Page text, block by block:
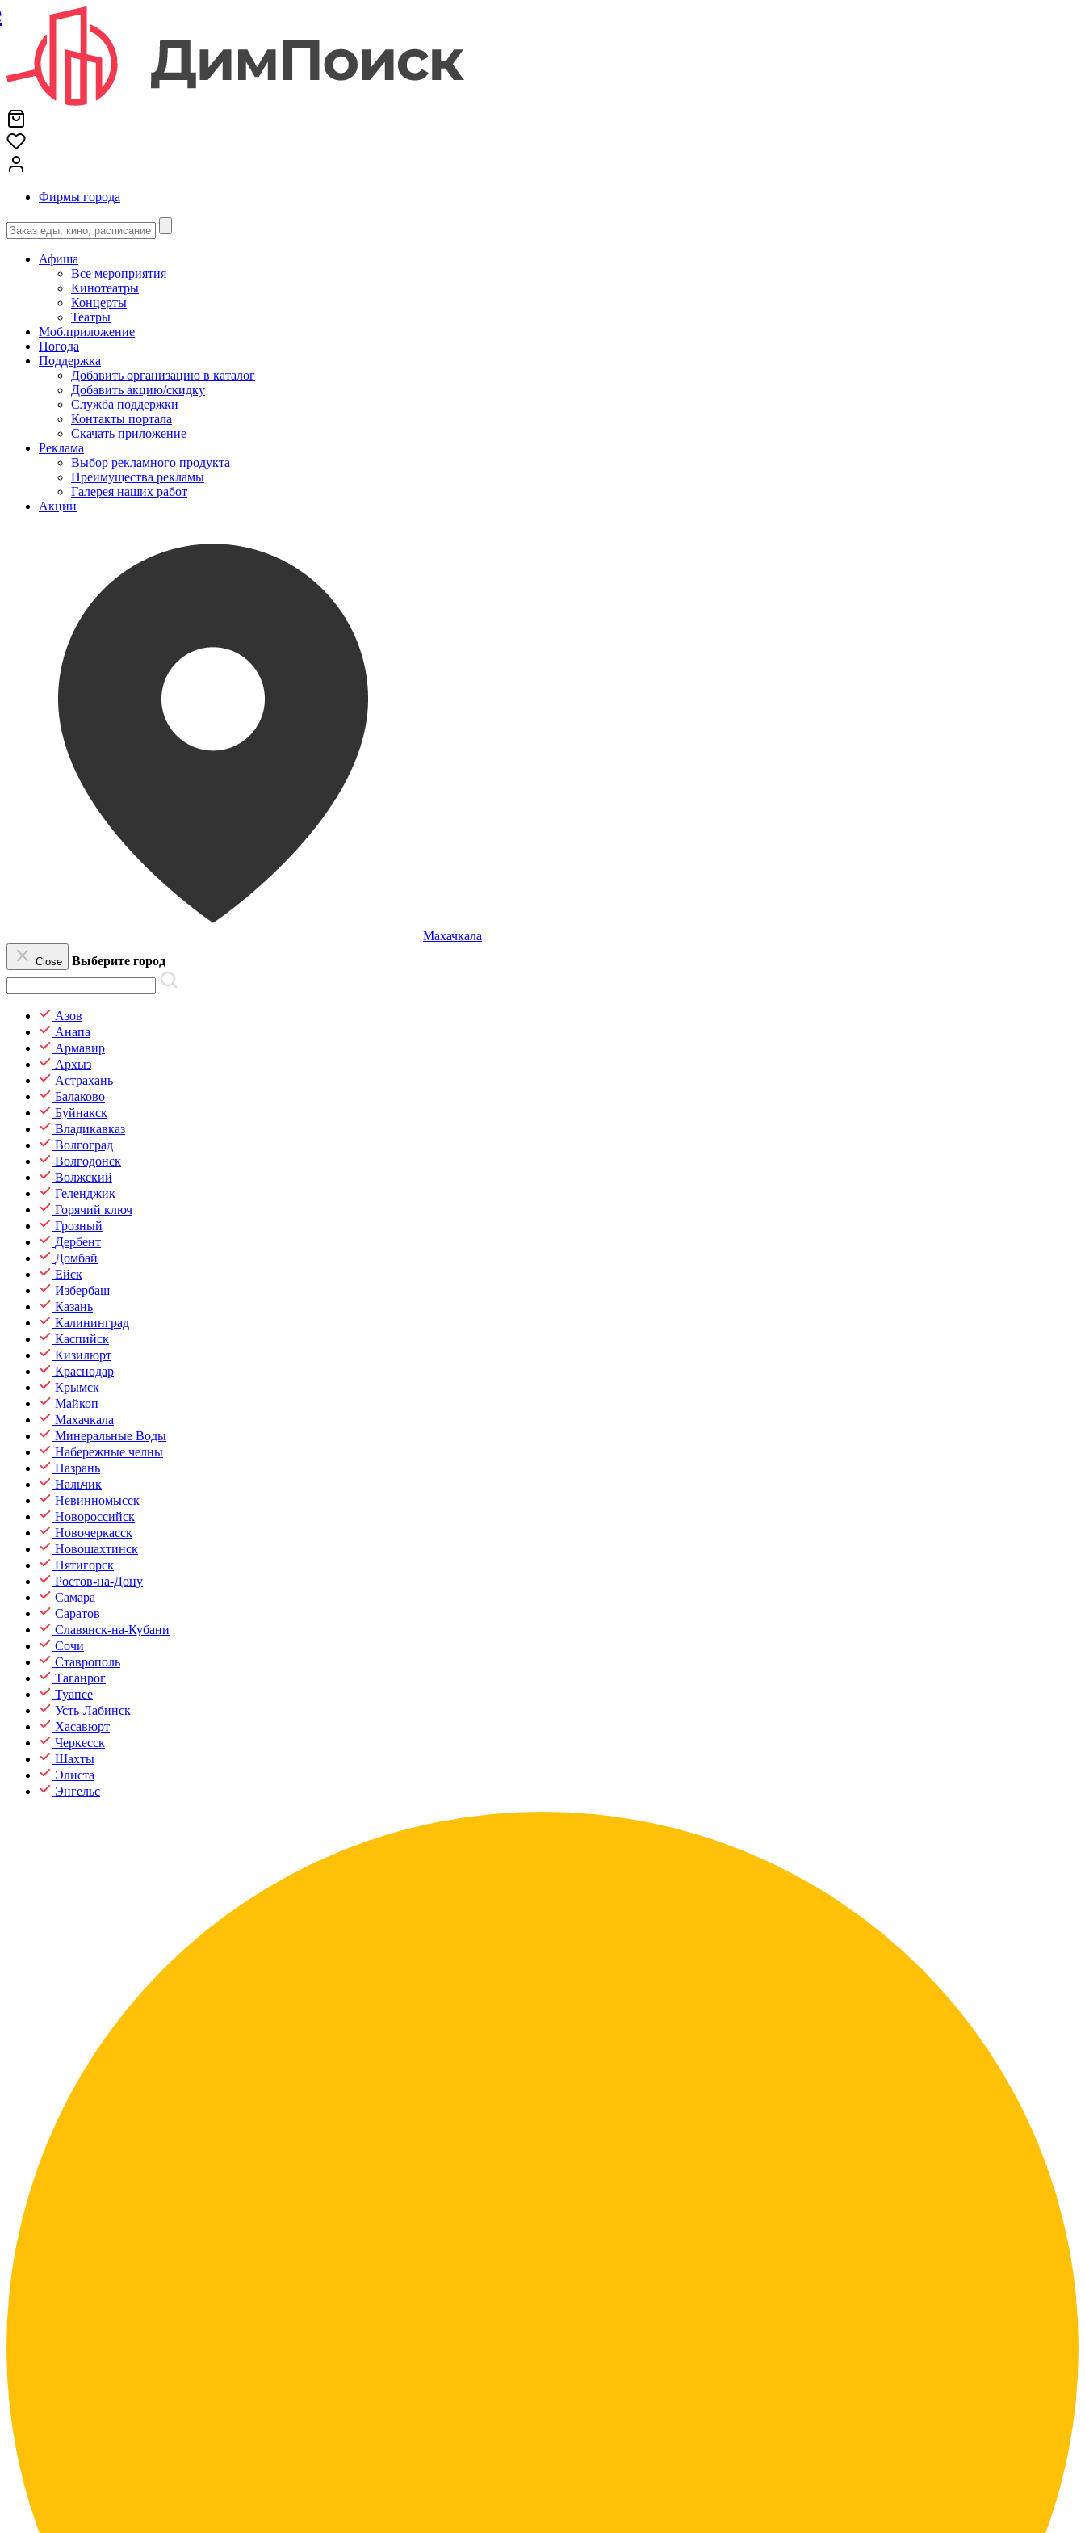
Фирмы города
Афиша
Все мероприятия
Кинотеатры
Концерты
Театры
Моб.приложение
Погода
Поддержка
Добавить организацию в каталог
Добавить акцию/скидку
Служба поддержки
Контакты портала
Скачать приложение
Реклама
Выбор рекламного продукта
Преимущества рекламы
Галерея наших работ
Акции
Махачкала
Close Выберите город
Азов
Анапа
Армавир
Архыз
Астрахань
Балаково
Буйнакск
Владикавказ
Волгоград
Волгодонск
Волжский
Геленджик
Горячий ключ
Грозный
Дербент
Домбай
Ейск
Избербаш
Казань
Калининград
Каспийск
Кизилюрт
Краснодар
Крымск
Майкоп
Махачкала
Минеральные Воды
Набережные челны
Назрань
Нальчик
Невинномысск
Новороссийск
Новочеркасск
Новошахтинск
Пятигорск
Ростов-на-Дону
Самара
Саратов
Славянск-на-Кубани
Сочи
Ставрополь
Таганрог
Туапсе
Усть-Лабинск
Хасавюрт
Черкесск
Шахты
Элиста
Энгельс